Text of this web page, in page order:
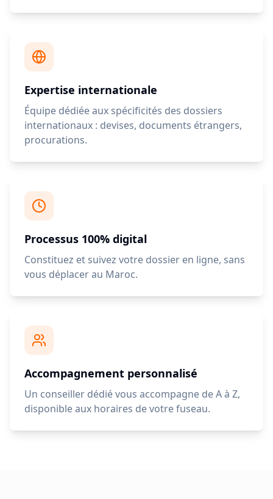
Expertise internationale
Équipe dédiée aux spécificités des dossiers
internationaux : devises, documents étrangers,
procurations.
Processus 100% digital
Constituez et suivez votre dossier en ligne, sans
vous déplacer au Maroc.
Accompagnement personnalisé
Un conseiller dédié vous accompagne de A à Z,
disponible aux horaires de votre fuseau.